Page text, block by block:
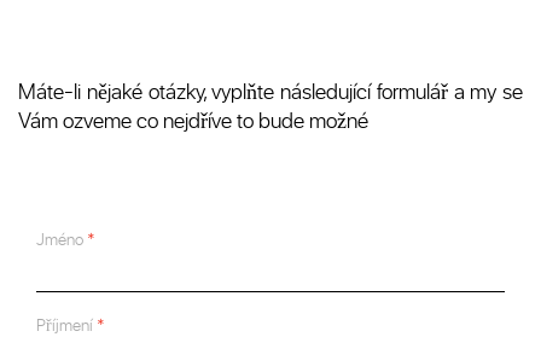
Máte-li nějaké otázky, vyplňte následující formulář a my se
Vám ozveme co nejdříve to bude možné
Jméno
Příjmení